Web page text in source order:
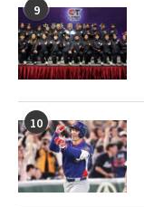
9
10